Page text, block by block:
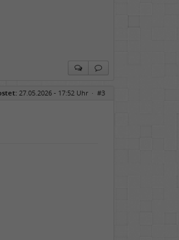
27.05.2026 - 17:52 Uhr · #3